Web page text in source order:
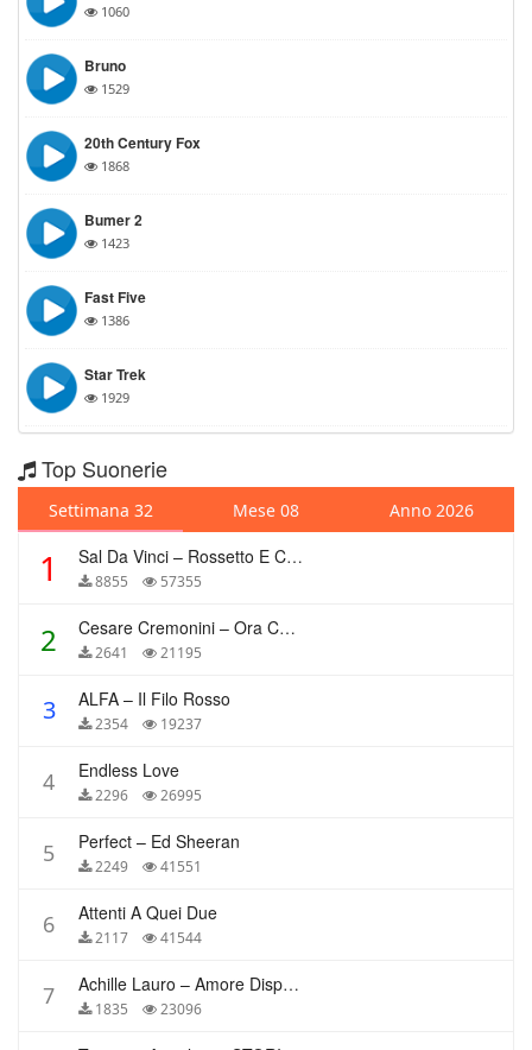
1060
Bruno
1529
20th Century Fox
1868
Bumer 2
1423
Fast Five
1386
Star Trek
1929
Top Suonerie
Settimana 32 Mese 08 Anno 2026
1 Sal Da Vinci – Rossetto E Caffè
8855 57355
2 Cesare Cremonini – Ora Che Non Ho Più Te
2641 21195
3 ALFA – Il Filo Rosso
2354 19237
4 Endless Love
2296 26995
5 Perfect – Ed Sheeran
2249 41551
6 Attenti A Quei Due
2117 41544
7 Achille Lauro – Amore Disperato
1835 23096